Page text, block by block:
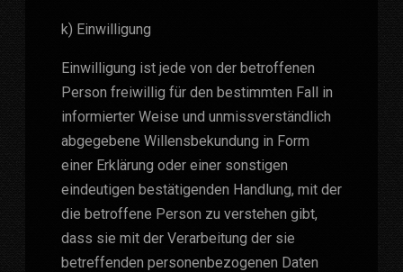
k) Einwilligung
Einwilligung ist jede von der betroffenen
Person freiwillig für den bestimmten Fall in
informierter Weise und unmissverständlich
abgegebene Willensbekundung in Form
einer Erklärung oder einer sonstigen
eindeutigen bestätigenden Handlung, mit der
die betroffene Person zu verstehen gibt,
dass sie mit der Verarbeitung der sie
betreffenden personenbezogenen Daten